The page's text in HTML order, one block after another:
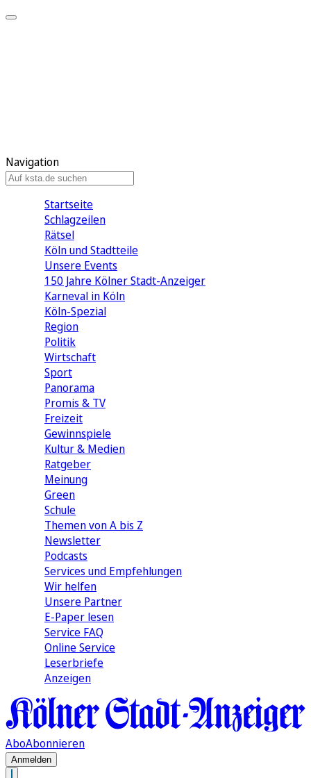
Navigation
Startseite
Schlagzeilen
Rätsel
Köln und Stadtteile
Unsere Events
150 Jahre Kölner Stadt-Anzeiger
Karneval in Köln
Köln-Spezial
Region
Politik
Wirtschaft
Sport
Panorama
Promis & TV
Freizeit
Gewinnspiele
Kultur & Medien
Ratgeber
Meinung
Green
Schule
Themen von A bis Z
Newsletter
Podcasts
Services und Empfehlungen
Wir helfen
Unsere Partner
E-Paper lesen
Service FAQ
Online Service
Leserbriefe
Anzeigen
AboAbonnieren
Anmelden